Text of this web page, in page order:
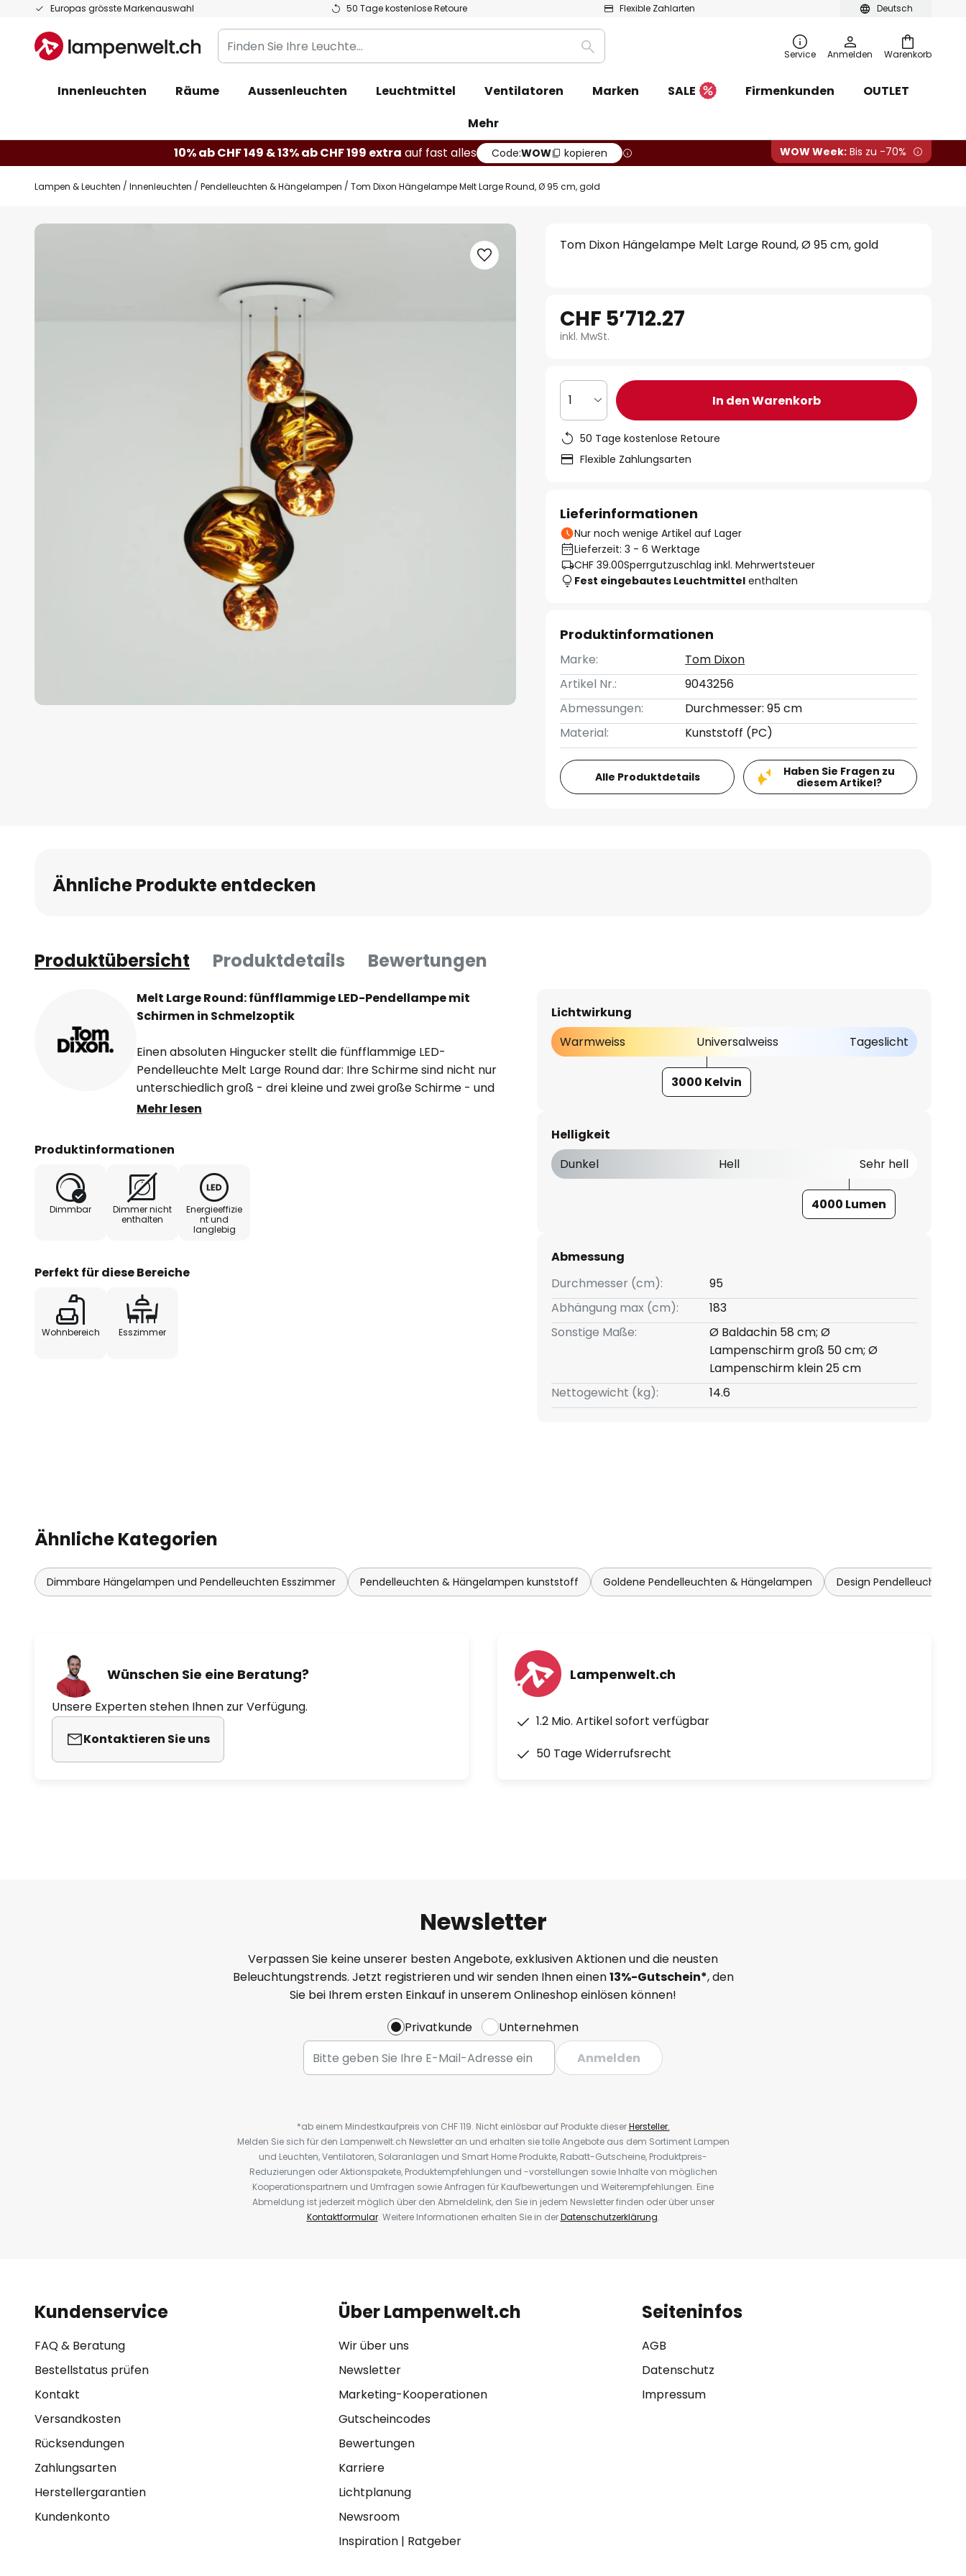
Deutsch
Europas grösste Markenauswahl 50 Tage kostenlose Retoure Flexible Zahlarten
Zum
springen
Warenkorb
Finden
Sie
Leuchte...
Suche Service Anmelden
Innenleuchten Räume Aussenleuchten Leuchtmittel Ventilatoren Marken SALE Firmenkunden
OUTLET
Mehr
10% ab CHF 149 & 13% ab CHF 199 extra auf fast alles Code:WOW kopieren WOW Week: Bis zu -70%
Lampen & Leuchten Innenleuchten Pendelleuchten & Hängelampen Tom Dixon Hängelampe Melt Large Round, Ø 95 cm, gold
Zum
Tom Dixon Hängelampe Melt Large Round, Ø 95 cm, gold
CHF 5’712.27
inkl. MwSt.
1 In den Warenkorb
50 Tage kostenlose Retoure
Flexible Zahlungsarten
Lieferinformationen
Nur noch wenige Artikel auf Lager
Lieferzeit: 3 - 6 Werktage
CHF 39.00Sperrgutzuschlag inkl. Mehrwertsteuer
Fest eingebautes Leuchtmittel enthalten
Produktinformationen
Marke:
Tom Dixon
Artikel Nr.:
9043256
Abmessungen:
Durchmesser: 95 cm
Material:
Kunststoff (PC)
Alle Produktdetails
Haben Sie Fragen zu
diesem Artikel?
Ähnliche Produkte entdecken
Produktübersicht Produktdetails Bewertungen
Melt Large Round: fünfflammige LED-Pendellampe mit
Schirmen in Schmelzoptik
Einen absoluten Hingucker stellt die fünfflammige LED-
Pendelleuchte Melt Large Round dar: Ihre Schirme sind nicht nur
unterschiedlich groß - drei kleine und zwei große Schirme - und
hängen unterschiedlich hoch vom runden Deckenbaldachin ab,
eines hoch technisierten Herstellungsverfahrens aus wie
bestehen.
Wird das Licht dann wieder ausgeschaltet, ändert sich die Optik.
Die Schirmoberfläche wirkt nun wie verspiegelt. Es sind
stimmungsvolle Lichtstimmung kreieren.
Mehr lesen
Produktinformationen
Dimmbar
Dimmer nicht
enthalten
Energieeffizie
nt und
langlebig
Perfekt für diese Bereiche
Wohnbereich Esszimmer
Lichtwirkung
Warmweiss
Universalweiss Tageslicht
3000 Kelvin
Helligkeit
Dunkel
Hell Sehr hell
4000 Lumen
Abmessung
Durchmesser (cm):
95
Abhängung max (cm):
183
Sonstige Maße:
Ø Baldachin 58 cm; Ø
Lampenschirm groß 50 cm; Ø
Lampenschirm klein 25 cm
Nettogewicht (kg):
14.6
Ähnliche Kategorien
Dimmbare Hängelampen und Pendelleuchten Esszimmer Pendelleuchten & Hängelampen kunststoff Goldene Pendelleuchten & Hängelampen Design Pendelleuchten
Wünschen Sie eine Beratung?
Unsere Experten stehen Ihnen zur Verfügung.
Kontaktieren Sie uns
Lampenwelt.ch
1.2 Mio. Artikel sofort verfügbar
50 Tage Widerrufsrecht
Newsletter
Verpassen Sie keine unserer besten Angebote, exklusiven Aktionen und die neusten
Beleuchtungstrends. Jetzt registrieren und wir senden Ihnen einen13%-Gutschein*, den
Sie bei Ihrem ersten Einkauf in unserem Onlineshop einlösen können!
Privatkunde
Unternehmen
Anmelden
*ab einem Mindestkaufpreis von CHF 119. Nicht einlösbar auf Produkte dieserHersteller.
Melden Sie sich für den Lampenwelt.ch Newsletter an und erhalten sie tolle Angebote aus dem Sortiment Lampen
und Leuchten, Ventilatoren, Solaranlagen und Smart Home Produkte, Rabatt-Gutscheine, Produktpreis-
Reduzierungen oder Aktionspakete, Produktempfehlungen und -vorstellungen sowie Inhalte von möglichen
Kooperationspartnern und Umfragen sowie Anfragen für Kaufbewertungen und Weiterempfehlungen. Eine
Abmeldung ist jederzeit möglich über den Abmeldelink, den Sie in jedem Newsletter finden oder über unser
Kontaktformular. Weitere Informationen erhalten Sie in derDatenschutzerklärung.
Kundenservice
FAQ & Beratung
Bestellstatus prüfen
Kontakt
Versandkosten
Rücksendungen
Zahlungsarten
Herstellergarantien
Kundenkonto
Über Lampenwelt.ch
Wir über uns
Newsletter
Marketing-Kooperationen
Gutscheincodes
Bewertungen
Karriere
Lichtplanung
Newsroom
Inspiration| Ratgeber
Seiteninfos
AGB
Datenschutz
Impressum